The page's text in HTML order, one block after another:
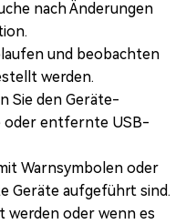
nach Änderungen
und beobachten
werden.
Sie den Geräte-
oder entfernte USB-
Warnsymbolen oder
Geräte aufgeführt sind.
werden oder wenn es